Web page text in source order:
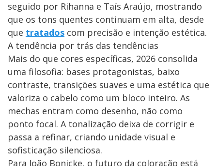
seguido por Rihanna e Taís Araújo, mostrando
que os tons quentes continuam em alta, desde
que tratados com precisão e intenção estética.
A tendência por trás das tendências
Mais do que cores específicas, 2026 consolida
uma filosofia: bases protagonistas, baixo
contraste, transições suaves e uma estética que
valoriza o cabelo como um bloco inteiro. As
mechas entram como desenho, não como
ponto focal. A tonalização deixa de corrigir e
passa a refinar, criando unidade visual e
sofisticação silenciosa.
Para João Bonicke, o futuro da coloração está